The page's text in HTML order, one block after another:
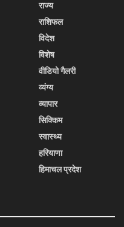
राज्य
राशिफल
विदेश
विशेष
वीडियो गैलरी
व्यंग्य
व्यापार
सिक्किम
स्वास्थ्य
हरियाणा
हिमाचल प्रदेश